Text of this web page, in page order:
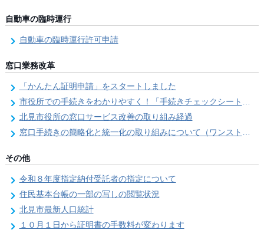
自動車の臨時運行
自動車の臨時運行許可申請
窓口業務改革
「かんたん証明申請」をスタートしました
市役所での手続きをわかりやすく！「手続きチェックシート」を導入しました
北見市役所の窓口サービス改善の取り組み経過
窓口手続きの簡略化と統一化の取り組みについて（ワンストップサービス推進事業）
その他
令和８年度指定納付受託者の指定について
住民基本台帳の一部の写しの閲覧状況
北見市最新人口統計
１０月１日から証明書の手数料が変わります